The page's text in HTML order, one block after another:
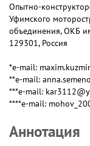
Опытно-
Уфимского
объединения, ОКБ
129301, Россия
*e-mail:
**e-mail:
***e-mail:
****e-mail:
Аннотация